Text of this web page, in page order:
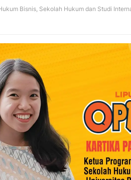
Bisnis, Sekolah Hukum dan Studi